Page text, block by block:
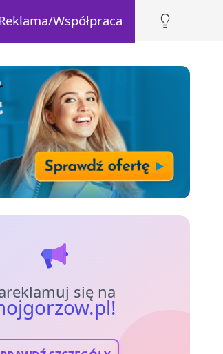
Współpraca
się na